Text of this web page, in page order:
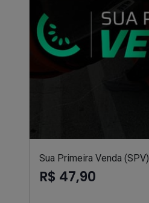
Sua Primeira Venda (SPV)
R$ 47,90